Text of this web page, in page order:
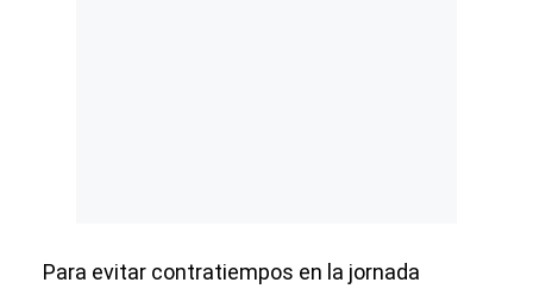
Para evitar contratiempos en la jornada